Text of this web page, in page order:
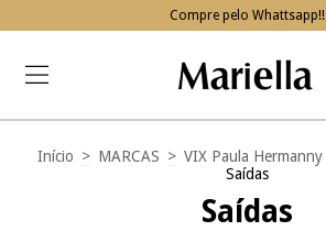
Compre pelo Whattsapp!!
Início > MARCAS > VIX Paula Hermanny
Saídas
Saídas